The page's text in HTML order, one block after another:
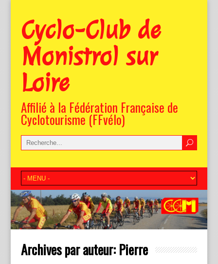
Cyclo-Club de
Monistrol sur
Loire
Affilié à la Fédération Française de
Cyclotourisme (FFvélo)
Archives par auteur: Pierre